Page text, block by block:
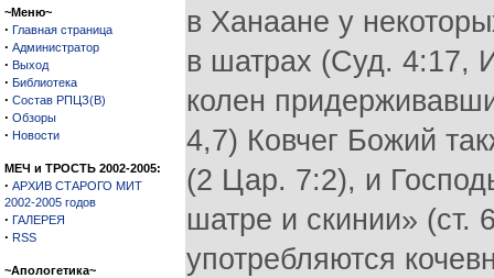
~Меню~
· Главная страница
· Администратор
· Выход
· Библиотека
· Состав РПЦЗ(В)
· Обзоры
· Новости
МЕЧ и ТРОСТЬ 2002-2005:
· АРХИВ СТАРОГО МИТ
2002-2005 годов
· ГАЛЕРЕЯ
· RSS
~Апологетика~
в Ханаане у
в шатрах (Суд. 4:17,
колен
4,7) Ковчег Божий
(2 Цар. 7:2), и
шатре и скинии»
употребляются